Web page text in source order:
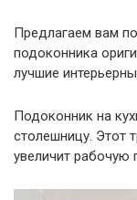
Предлагаем вам
подоконника
лучшие
Подоконник на
столешницу. Этот
увеличит рабочую